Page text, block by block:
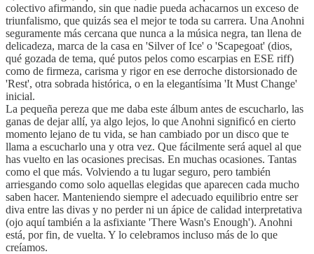
colectivo afirmando, sin que nadie pueda achacarnos un exceso de
triunfalismo, que quizás sea el mejor te toda su carrera. Una Anohni
seguramente más cercana que nunca a la música negra, tan llena de
delicadeza, marca de la casa en 'Silver of Ice' o 'Scapegoat' (dios,
qué gozada de tema, qué putos pelos como escarpias en ESE riff)
como de firmeza, carisma y rigor en ese derroche distorsionado de
'Rest', otra sobrada histórica, o en la elegantísima 'It Must Change'
inicial.
La pequeña pereza que me daba este álbum antes de escucharlo, las
ganas de dejar allí, ya algo lejos, lo que Anohni significó en cierto
momento lejano de tu vida, se han cambiado por un disco que te
llama a escucharlo una y otra vez. Que fácilmente será aquel al que
has vuelto en las ocasiones precisas. En muchas ocasiones. Tantas
como el que más. Volviendo a tu lugar seguro, pero también
arriesgando como solo aquellas elegidas que aparecen cada mucho
saben hacer. Manteniendo siempre el adecuado equilibrio entre ser
diva entre las divas y no perder ni un ápice de calidad interpretativa
(ojo aquí también a la asfixiante 'There Wasn's Enough'). Anohni
está, por fin, de vuelta. Y lo celebramos incluso más de lo que
creíamos.